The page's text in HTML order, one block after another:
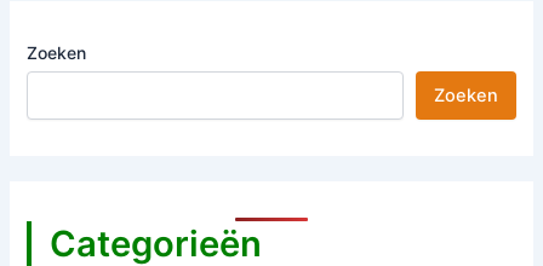
Zoeken
Zoeken
Categorieën